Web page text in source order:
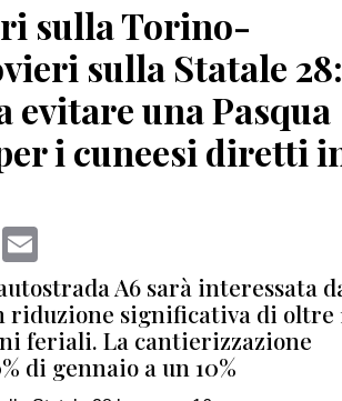
sulla Torino-
sulla Statale 28:
evitare una Pasqua
i cuneesi diretti
WhatsApp
A6 sarà interessata
riduzione significativa di oltre
feriali. La cantierizzazione
di gennaio a un 10%